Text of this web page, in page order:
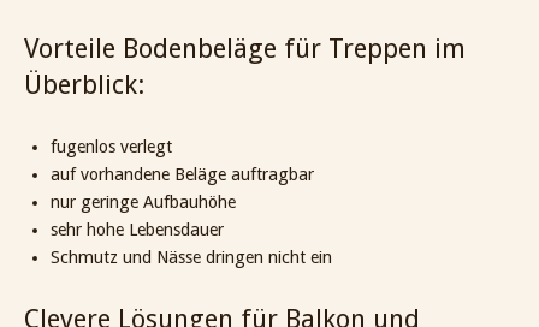
Vorteile Bodenbeläge für Treppen im
Überblick:
fugenlos verlegt
auf vorhandene Beläge auftragbar
nur geringe Aufbauhöhe
sehr hohe Lebensdauer
Schmutz und Nässe dringen nicht ein
Clevere Lösungen für Balkon und